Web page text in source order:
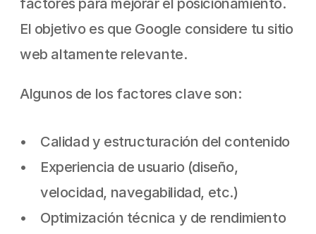
factores para mejorar el posicionamiento.
El objetivo es que Google considere tu sitio
web altamente relevante.
Algunos de los factores clave son:
Calidad y estructuración del contenido
Experiencia de usuario (diseño,
velocidad, navegabilidad, etc.)
Optimización técnica y de rendimiento